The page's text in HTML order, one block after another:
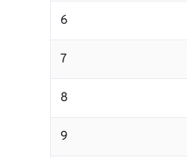
6
7
8
9